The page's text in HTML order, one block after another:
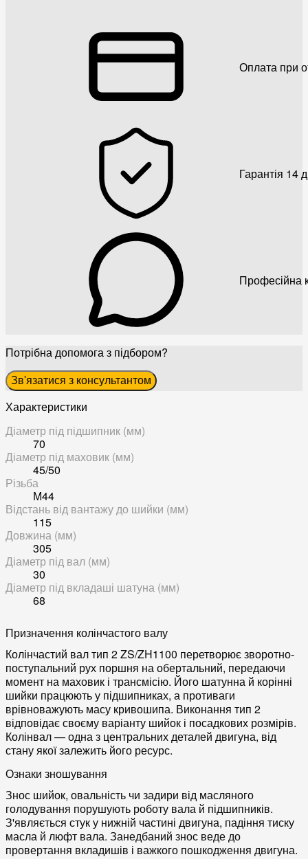
Оплата при
Гарантія 14
Професійна
Потрібна допомога з підбором?
Зв'язатися з консультантом
Характеристики
Діаметр під підшипник (мм)
70
Діаметр під маховик (мм)
45/50
Різьба
М44
Відстань від вантажу до шийки (мм)
115
Довжина (мм)
305
Діаметр під вал (мм)
30
Діаметр під вкладаші шатуна (мм)
68
Призначення колінчастого валу
Колінчастий вал тип 2 ZS/ZH1100 перетворює зворотно-
поступальний рух поршня на обертальний, передаючи
момент на маховик і трансмісію. Його шатунна й корінні
шийки працюють у підшипниках, а противаги
врівноважують масу кривошипа. Виконання тип 2
відповідає своєму варіанту шийок і посадкових розмірів.
Колінвал — одна з центральних деталей двигуна, від
стану якої залежить його ресурс.
Ознаки зношування
Знос шийок, овальність чи задири від масляного
голодування порушують роботу вала й підшипників.
З'являється стук у нижній частині двигуна, падіння тиску
масла й люфт вала. Занедбаний знос веде до
провертання вкладишів і важкого пошкодження двигуна.